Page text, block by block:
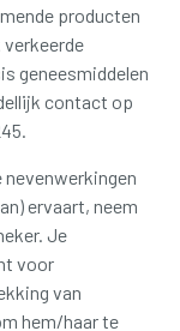
producten
verkeerde
geneesmiddelen
contact op
ervaart, neem
Je
voor
van
hem/haar te